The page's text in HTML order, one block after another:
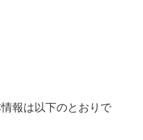
報は以下のとおりで